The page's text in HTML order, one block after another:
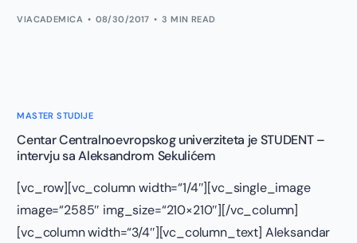
VIACADEMICA 08/30/2017 3 MIN READ
MASTER STUDIJE
Centar Centralnoevropskog univerziteta je STUDENT –
intervju sa Aleksandrom Sekulićem
[vc_row][vc_column width=“1/4″][vc_single_image
image=“2585″ img_size=“210×210″][/vc_column]
[vc_column width=“3/4″][vc_column_text] Aleksandar